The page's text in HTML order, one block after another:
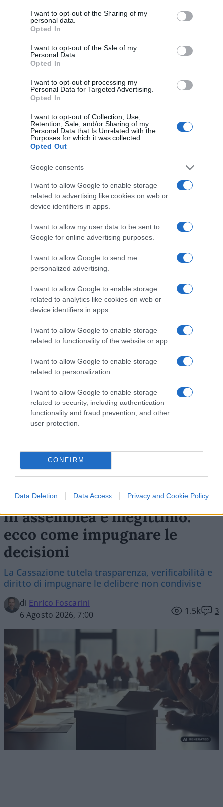
I want to opt-out of the Sharing of my
personal data.
Opted In
I want to opt-out of the Sale of my
Personal Data.
Opted In
I want to opt-out of processing my
Personal Data for Targeted Advertising.
Opted In
I want to opt-out of Collection, Use,
Retention, Sale, and/or Sharing of my
Personal Data that Is Unrelated with the
Purposes for which it was collected.
Opted Out
Google consents
I want to allow Google to enable storage
related to advertising like cookies on web or
device identifiers in apps.
I want to allow my user data to be sent to
Google for online advertising purposes.
I want to allow Google to send me
personalized advertising.
I want to allow Google to enable storage
related to analytics like cookies on web or
device identifiers in apps.
I want to allow Google to enable storage
related to functionality of the website or app.
I want to allow Google to enable storage
related to personalization.
I want to allow Google to enable storage
related to security, including authentication
functionality and fraud prevention, and other
user protection.
CONFIRM
Data Deletion Data Access Privacy and Cookie Policy
statunitense rimane solido, resiliente e con la
capacità di “adempiere al suo funzione essenziale
di fornire credito alle imprese e alle famiglie”.
Staremo a vedere…
Intanto in Italia si parla sempre di più di grandi
matrimoni da istituti bancari. Il tema è lontano
dell’essere affrontato ancora in maniera definitiva.
Il “too big to fail” è sempre più vero e tra poco il
tema prima o poi verrà scritto nella maniera
giusta.
LEOPOLDO GASBARRO 02 maggio 2023
#CORRENTISTI
#FIRST REPUBBLIC BANK
#JPMORGAN
#SALVATAGGIO BANCHE
Condominio, il voto segreto
in assemblea è illegittimo:
ecco come impugnare le
decisioni
La Cassazione tutela trasparenza, verificabilità e
diritto di impugnare le delibere non condivise
di Enrico Foscarini
6 Agosto 2026, 7:00
1.5k 3